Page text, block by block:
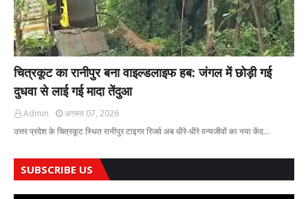
चित्रकूट का रानीपुर बना वाइल्डलाइफ हब: जंगल में छोड़ी गई
दुधवा से लाई गई मादा तेंदुआ
Admin
अगस्त 07, 2026
उत्तर प्रदेश के चित्रकूट स्थित रानीपुर टाइगर रिजर्व अब धीरे-धीरे वन्यजीवों का नया केंद…
SUBSCRIBE US